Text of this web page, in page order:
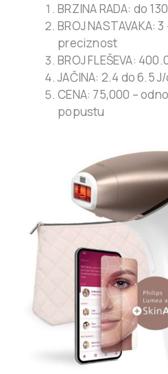
BRZINA RADA: do
BROJ NASTAVAKA:
preciznost
BROJ FLEŠEVA:
JAČINA: 2.4 do 6.5
CENA: 75,000 –
popustu